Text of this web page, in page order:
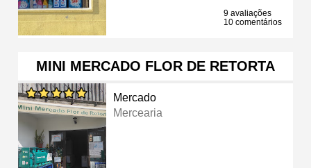
9 avaliações
10 comentários
MINI MERCADO FLOR DE RETORTA
Mercado
Mercearia